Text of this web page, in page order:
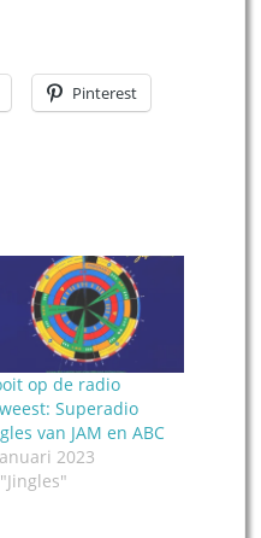
Pinterest
op de radio
Superadio
van JAM en ABC
2023